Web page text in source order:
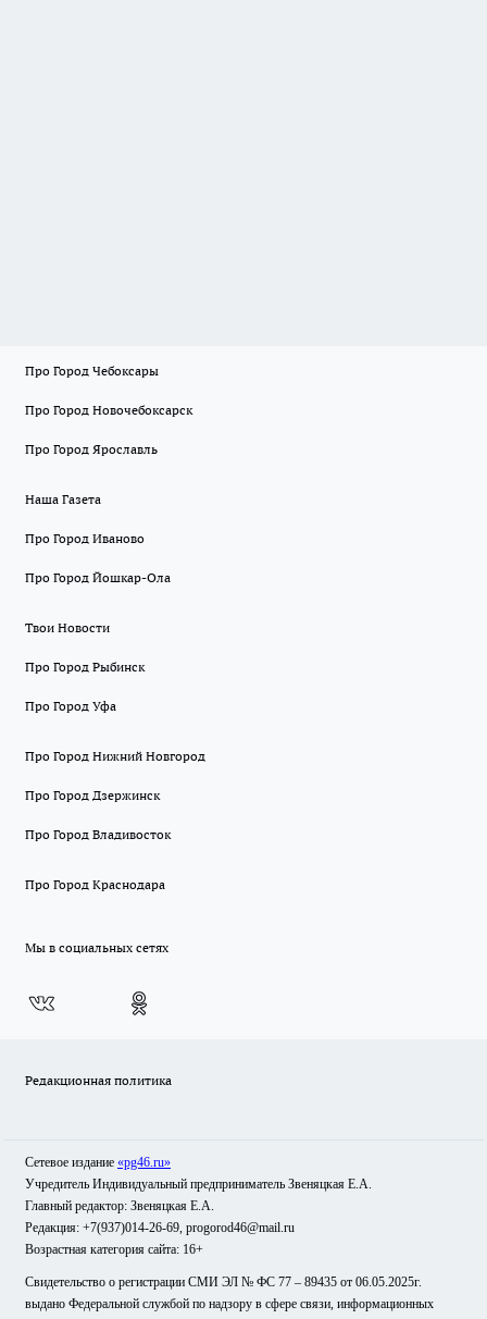
Про Город Чебоксары
Про Город Новочебоксарск
Про Город Ярославль
Наша Газета
Про Город Иваново
Про Город Йошкар-Ола
Твои Новости
Про Город Рыбинск
Про Город Уфа
Про Город Нижний Новгород
Про Город Дзержинск
Про Город Владивосток
Про Город Краснодара
Мы в социальных сетях
Редакционная политика
Сетевое издание «pg46.ru»
Учредитель Индивидуальный предприниматель Звеняцкая Е.А.
Главный редактор: Звеняцкая Е.А.
Редакция: +7(937)014-26-69, progorod46@mail.ru
Возрастная категория сайта: 16+
Свидетельство о регистрации СМИ ЭЛ № ФС 77 – 89435 от 06.05.2025г.
выдано Федеральной службой по надзору в сфере связи, информационных